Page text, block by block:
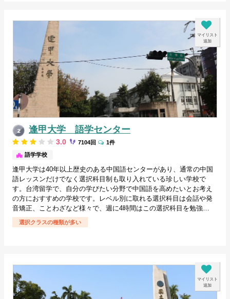
マイリスト
追加
逢甲大学 語学センター
3.0
台中/台湾
語学学校
7104回 1件
逢甲大学は40年以上歴史のある中国語センターがあり、通常の中国
語レッスンだけでなく選択科目制も取り入れている珍しい学校で
す。台湾留学で、自分の学びたい分野で中国語を高めたいとお考え
の方におすすめの学校です。レベル別に取れる選択科目は会話や発
音矯正、ことわざなど様々で、週に4時間はこの選択科目を勉強…
選択クラスの種類が多い
マイリスト
追加